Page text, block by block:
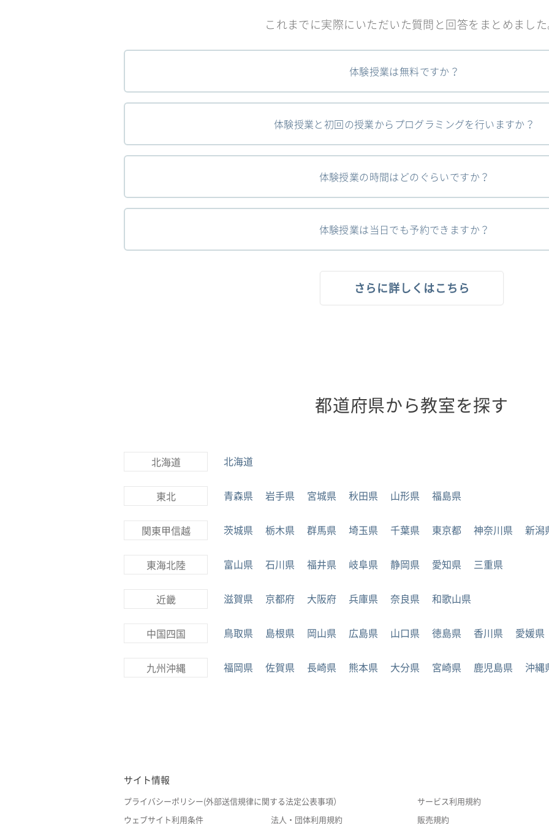
これまでに実際にいただいた質問と回答をまとめまし
体験授業は無料ですか？
体験授業と初回の授業からプログラミングを行いますか？
体験授業の時間はどのぐらいですか？
体験授業は当日でも予約できますか？
さらに詳しくはこちら
都道府県から教室を探す
北海道 北海道
東北 青森県 岩手県 宮城県 秋田県 山形県 福島県
関東甲信越 茨城県 栃木県 群馬県 埼玉県 千葉県 東京都 神奈川県 新潟
東海北陸 富山県 石川県 福井県 岐阜県 静岡県 愛知県 三重県
近畿 滋賀県 京都府 大阪府 兵庫県 奈良県 和歌山県
中国四国 鳥取県 島根県 岡山県 広島県 山口県 徳島県 香川県 愛媛県
九州沖縄 福岡県 佐賀県 長崎県 熊本県 大分県 宮崎県 鹿児島県 沖縄
サイト情報
プライバシーポリシー(外部送信規律に関する法定公表事項） サービス利用規約
ウェブサイト利用条件 法人・団体利用規約 販売規約